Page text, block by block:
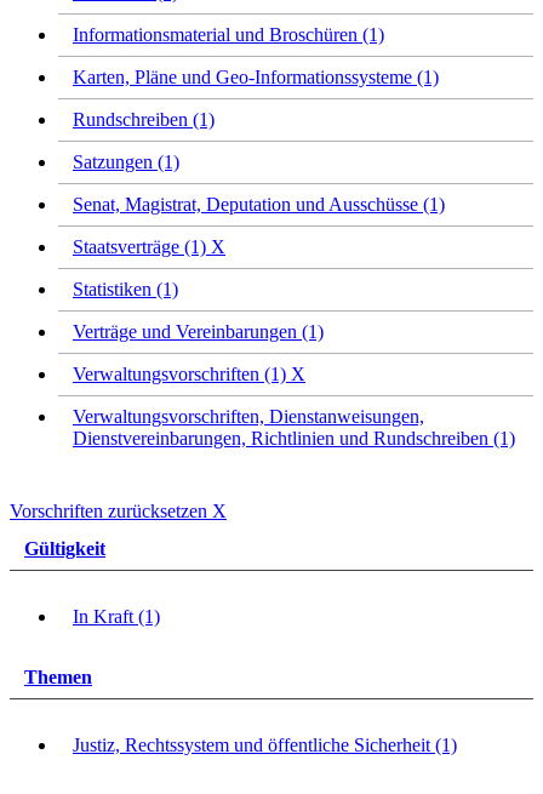
Informationsmaterial und Broschüren (1)
Karten, Pläne und Geo-Informationssysteme (1)
Rundschreiben (1)
Satzungen (1)
Senat, Magistrat, Deputation und Ausschüsse (1)
Staatsverträge (1) X
Statistiken (1)
Verträge und Vereinbarungen (1)
Verwaltungsvorschriften (1) X
Verwaltungsvorschriften, Dienstanweisungen,
Dienstvereinbarungen, Richtlinien und Rundschreiben (1)
Vorschriften zurücksetzen X
Gültigkeit
In Kraft (1)
Themen
Justiz, Rechtssystem und öffentliche Sicherheit (1)